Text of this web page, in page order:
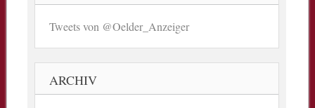
Tweets von @Oelder_Anzeiger
ARCHIV